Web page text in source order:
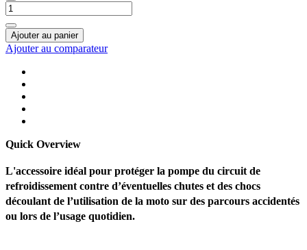
Ajouter au panier
Ajouter au comparateur
Quick Overview
L'accessoire idéal pour protéger la pompe du circuit de
refroidissement contre d’éventuelles chutes et des chocs
découlant de l’utilisation de la moto sur des parcours accidentés
ou lors de l’usage quotidien.